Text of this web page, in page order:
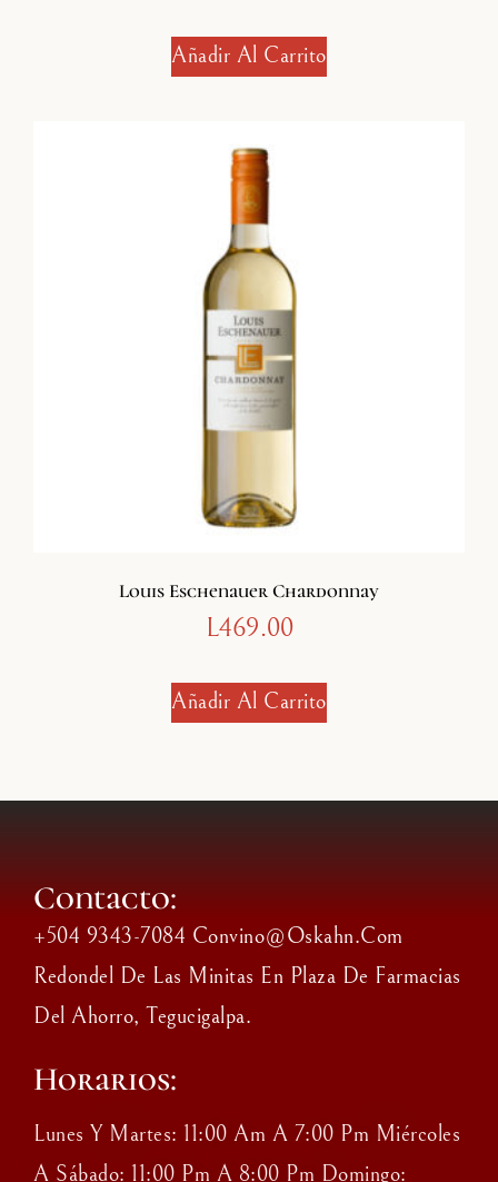
Añadir Al Carrito
Louis Eschenauer Chardonnay
L469.00
Añadir Al Carrito
Contacto:
+504 9343-7084 Convino@oskahn.com
Redondel De Las Minitas En Plaza De Farmacias
Del Ahorro, Tegucigalpa.
Horarios:
Lunes Y Martes: 11:00 Am A 7:00 Pm Miércoles
A Sábado: 11:00 Pm A 8:00 Pm Domingo: